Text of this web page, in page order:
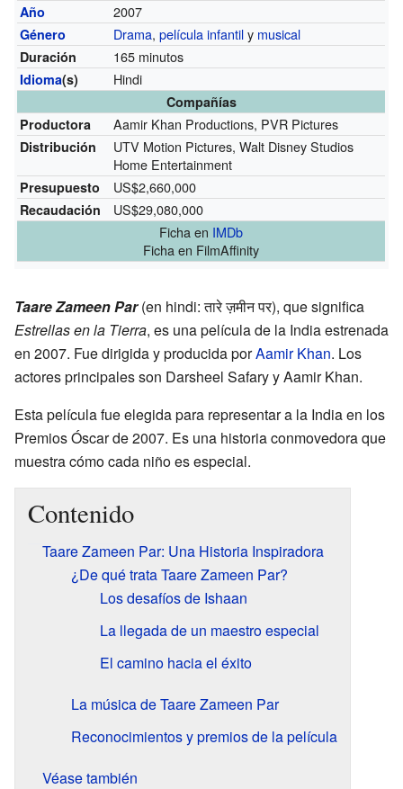
Año 2007
Género Drama,película infantily musical
Duración 165 minutos
Idioma(s) Hindi
Compañías
Productora
Aamir Khan Productions, PVR Pictures
Distribución
UTV Motion Pictures, Walt Disney Studios
Home Entertainment
Presupuesto US$2,660,000
Recaudación
US$29,080,000
Ficha en IMDb
Ficha en FilmAffinity
Taare Zameen Par(en hindi: तारे ज़मीन पर), que significa
Estrellas en la Tierra, es una película de la India estrenada
en 2007. Fue dirigida y producida porAamir Khan. Los
actores principales son Darsheel Safary y Aamir Khan.
Esta película fue elegida para representar a la India en los
Premios Óscar de 2007. Es una historia conmovedora que
muestra cómo cada niño es especial.
Contenido
Taare Zameen Par: Una Historia Inspiradora
¿De qué trata Taare Zameen Par?
Los desafíos de Ishaan
La llegada de un maestro especial
El camino hacia el éxito
La música de Taare Zameen Par
Reconocimientos y premios de la película
Véase también